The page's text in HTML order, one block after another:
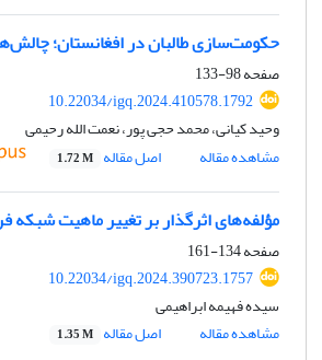
حکومت‌سازی طالبان در افغانستان؛
صفحه98-133
10.22034/igq.2024.410578.1792
وحید کیانی، محمد حجی پور، نعمت الله رحیمی
مشاهده مقاله
اصل مقاله 1.72 M
مؤلفه‌های اثرگذار بر تغییر ماهیت شبکه فراقاره‌ای ابریشم در قرون 16م تا
صفحه134-161
10.22034/igq.2024.390723.1757
سیده فهیمه ابراهیمی
مشاهده مقاله
اصل مقاله 1.35 M